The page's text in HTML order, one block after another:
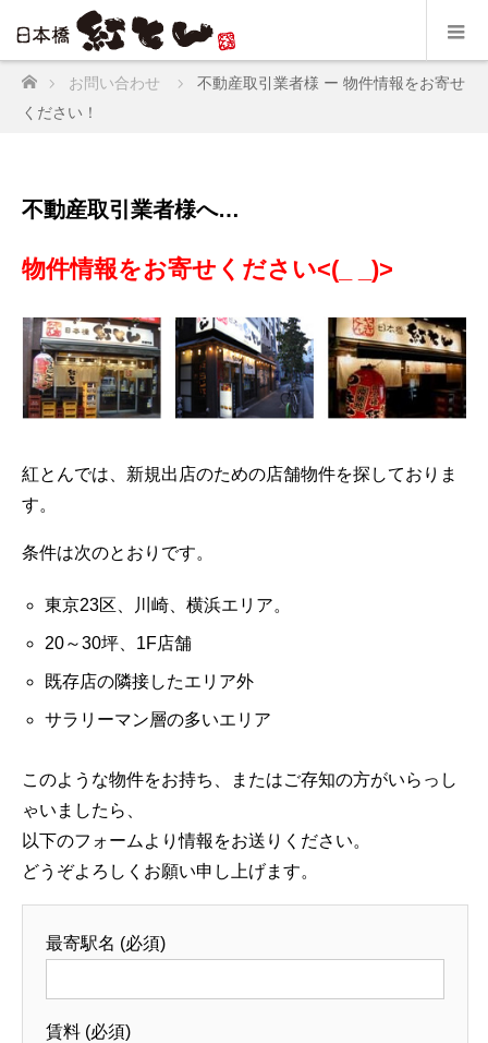
ホームお問い合わせ
不動産取引業者様 ー 物件情報をお寄せ
ください！
不動産取引業者様へ…
物件情報をお寄せください<(_ _)>
紅とんでは、新規出店のための店舗物件を探しておりま
す。
条件は次のとおりです。
東京23区、川崎、横浜エリア。
20～30坪、1F店舗
既存店の隣接したエリア外
サラリーマン層の多いエリア
このような物件をお持ち、またはご存知の方がいらっし
ゃいましたら、
以下のフォームより情報をお送りください。
どうぞよろしくお願い申し上げます。
最寄駅名 (必須)
賃料 (必須)